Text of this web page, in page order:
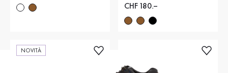
Nuovo prezzo
CHF 180.–
NOVITÀ